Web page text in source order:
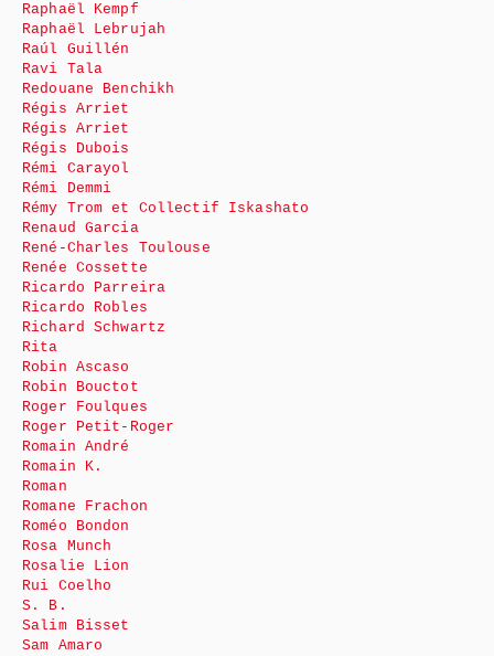
Raphaël Kempf
Raphaël Lebrujah
Raúl Guillén
Ravi Tala
Redouane Benchikh
Régis Arriet
Régis Arriet
Régis Dubois
Rémi Carayol
Rémi Demmi
Rémy Trom et Collectif Iskashato
Renaud Garcia
René-Charles Toulouse
Renée Cossette
Ricardo Parreira
Ricardo Robles
Richard Schwartz
Rita
Robin Ascaso
Robin Bouctot
Roger Foulques
Roger Petit-Roger
Romain André
Romain K.
Roman
Romane Frachon
Roméo Bondon
Rosa Munch
Rosalie Lion
Rui Coelho
S. B.
Salim Bisset
Sam Amaro